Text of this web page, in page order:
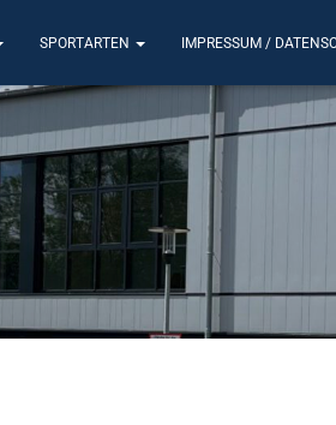
SPORTARTEN IMPRESSUM /